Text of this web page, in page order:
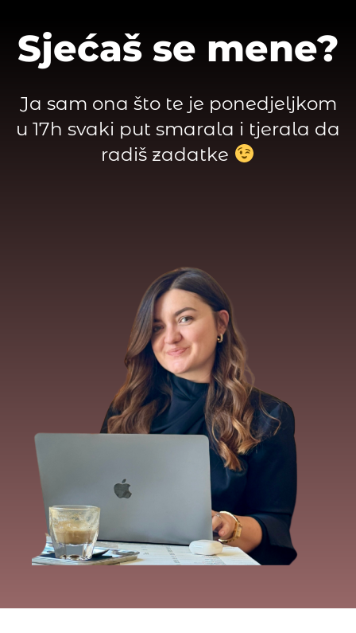
Sjećaš se mene?
Ja sam ona što te je ponedjeljkom
u 17h svaki put smarala i tjerala da
radiš zadatke